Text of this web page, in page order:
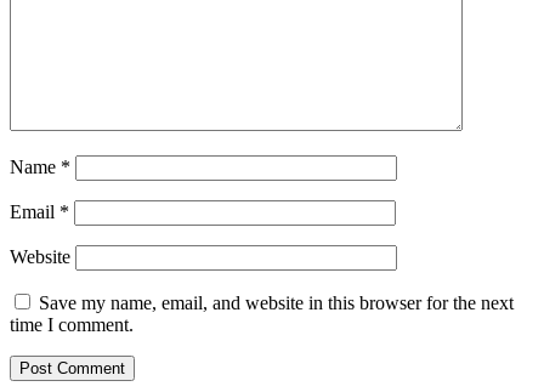
Name *
Email *
Website
Save my name, email, and website in this browser for the next
time I comment.